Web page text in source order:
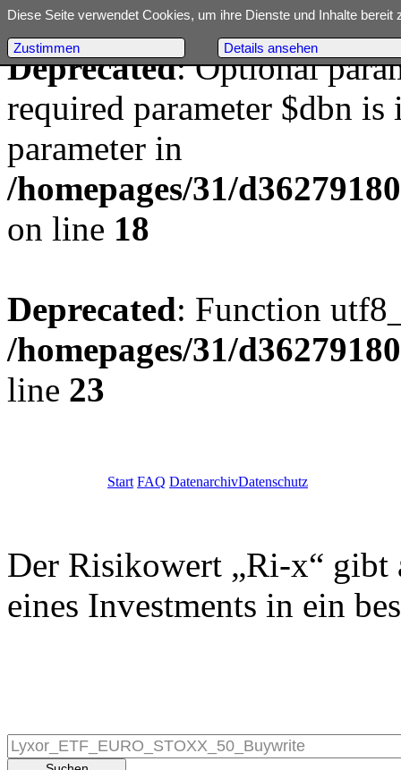
Deprecated: Optional
required parameter $dbn
parameter in
/homepages/31/
on line 18
Deprecated: Function
/homepages/31/
line 23
Start FAQ DatenarchivDatenschutz
Der Risikowert „Ri-x“ gibt
eines Investments in ein
Diese Seite verwendet Cookies, um ihre Dienste und Inhalte
Zustimmen Details ansehen